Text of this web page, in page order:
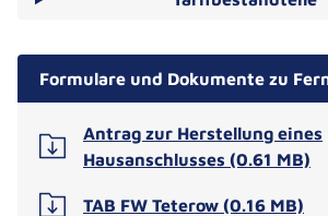
Formulare und Dokumente zu
Antrag zur Herstellung eines
Hausanschlusses (0.61 MB)
TAB FW Teterow (0.16 MB)